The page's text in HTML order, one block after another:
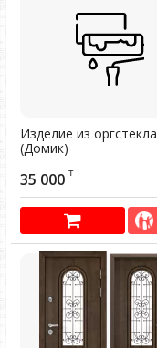
Изделие из оргстекла
(Домик)
101125
35 000 ₸